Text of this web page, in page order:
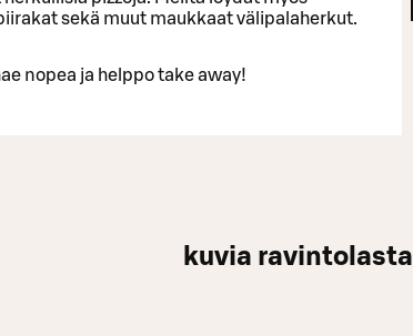
sekä muut maukkaat välipalaherkut.
nopea ja helppo take away!
kuvia ravintolasta